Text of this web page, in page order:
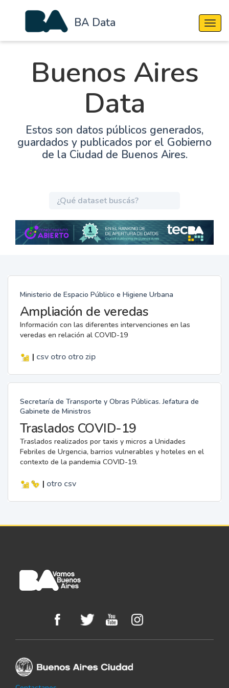
BA Data
Buenos Aires
Data
Estos son datos públicos generados,
guardados y publicados por el Gobierno
de la Ciudad de Buenos Aires.
Ministerio de Espacio Público e Higiene Urbana
Ampliación de veredas
Información con las diferentes intervenciones en las
veredas en relación al COVID-19
| csv otro otro zip
Secretaría de Transporte y Obras Públicas. Jefatura de
Gabinete de Ministros
Traslados COVID-19
Traslados realizados por taxis y micros a Unidades
Febriles de Urgencia, barrios vulnerables y hoteles en el
contexto de la pandemia COVID-19.
| otro csv